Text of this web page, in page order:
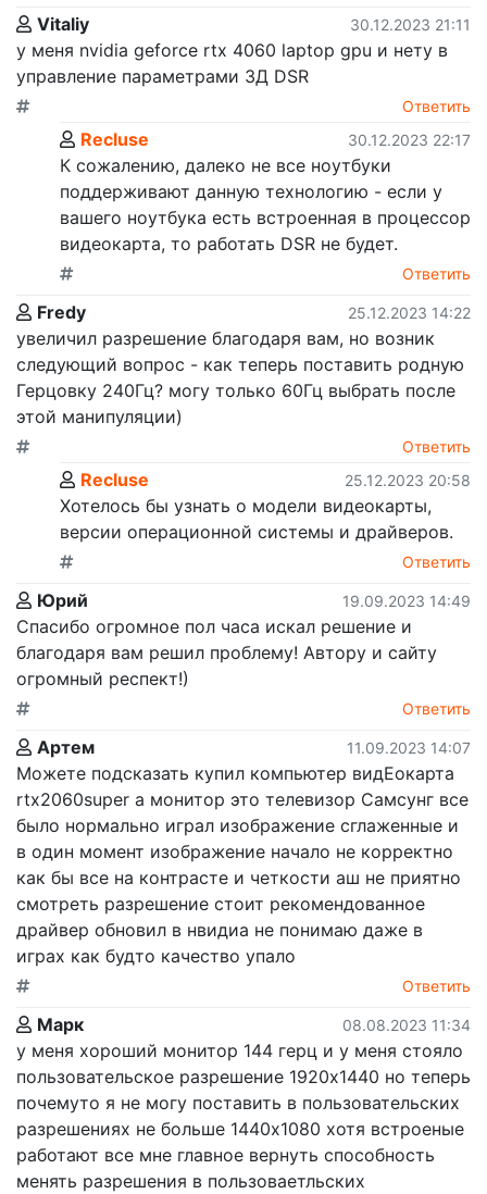
Vitaliy 30.12.2023 21:11
у меня nvidia geforce rtx 4060 laptop gpu и нету в
управление параметрами 3Д DSR
Ответить
Recluse 30.12.2023 22:17
К сожалению, далеко не все ноутбуки
поддерживают данную технологию - если у
вашего ноутбука есть встроенная в процессор
видеокарта, то работать DSR не будет.
Ответить
Fredy 25.12.2023 14:22
увеличил разрешение благодаря вам, но возник
следующий вопрос - как теперь поставить родную
Герцовку 240Гц? могу только 60Гц выбрать после
этой манипуляции)
Ответить
Recluse 25.12.2023 20:58
Хотелось бы узнать о модели видеокарты,
версии операционной системы и драйверов.
Ответить
Юрий 19.09.2023 14:49
Спасибо огромное пол часа искал решение и
благодаря вам решил проблему! Автору и сайту
огромный респект!)
Ответить
Артем 11.09.2023 14:07
Можете подсказать купил компьютер видЕокарта
rtx2060super а монитор это телевизор Самсунг все
было нормально играл изображение сглаженные и
в один момент изображение начало не корректно
как бы все на контрасте и четкости аш не приятно
смотреть разрешение стоит рекомендованное
драйвер обновил в нвидиа не понимаю даже в
играх как будто качество упало
Ответить
Марк 08.08.2023 11:34
у меня хороший монитор 144 герц и у меня стояло
пользовательское разрешение 1920x1440 но теперь
почемуто я не могу поставить в пользовательских
разрешениях не больше 1440x1080 хотя встроеные
работают все мне главное вернуть способность
менять разрешения в пользоваетльских